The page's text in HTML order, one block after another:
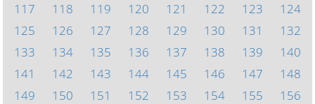
117
118 119 120 121 122 123
124
125
126 127 128 129 130 131
132
133
134 135 136 137 138 139
140
141
142 143 144 145 146 147
148
149
150 151 152 153 154 155
156